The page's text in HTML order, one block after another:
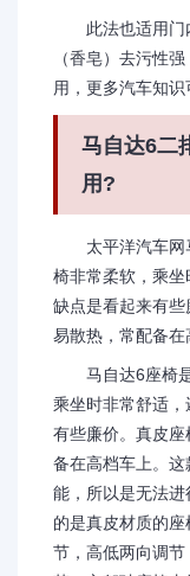
此法也适用门
（香皂）去污性
用，更多汽车知识
马自达6二
用?
太平洋汽车网
椅非常柔软，乘坐
缺点是看起来有
易散热，常配备在
马自达6座椅是
乘坐时非常舒适
有些廉价。真皮
备在高档车上。
能，所以是无法
的是真皮材质的
节，高低两向调